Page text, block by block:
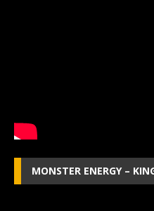
MONSTER ENERGY –